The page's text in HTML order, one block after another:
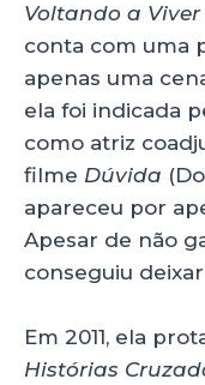
Voltando a Viver
conta com uma
apenas uma
ela foi indicada
como atriz
filme Dúvida
apareceu por
Apesar de não
conseguiu
Em 2011, ela
Histórias